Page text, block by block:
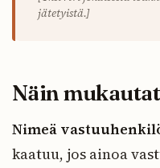
jätetyistä.]
Näin
Nimeä
kaatuu, jos ainoa